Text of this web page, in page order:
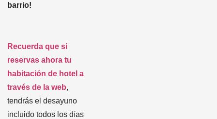
barrio!
Recuerda que si
reservas ahora tu
habitación de hotel a
través de la web,
tendrás el desayuno
incluido todos los días